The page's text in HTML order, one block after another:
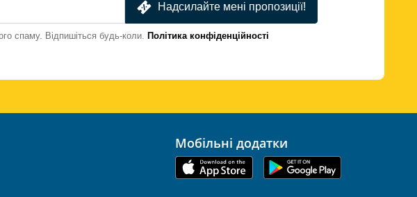
Надсилайте мені пропозиції!
спаму. Відпишіться будь-коли. Політика конфіденційності
Мобільні додатки